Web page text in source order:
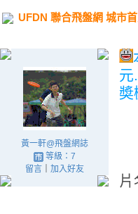
UFDN 聯合飛盤網 城市
黃一軒@飛盤網誌
等級：7
留言｜ 加入好友
元
奬